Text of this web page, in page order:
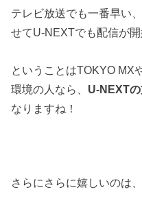
テレビ放送でも一番早い
せてU-NEXTでも配信が開
ということはTOKYO MX
環境の人なら、 U-NEXT
なりますね！
さらにさらに嬉しいのは、